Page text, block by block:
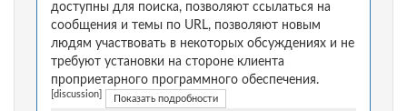
доступны для поиска, позволяют ссылаться на
сообщения и темы по URL, позволяют новым
людям участвовать в некоторых обсуждениях и не
требуют установки на стороне клиента
проприетарного программного обеспечения.
[discussion] Показать подробности